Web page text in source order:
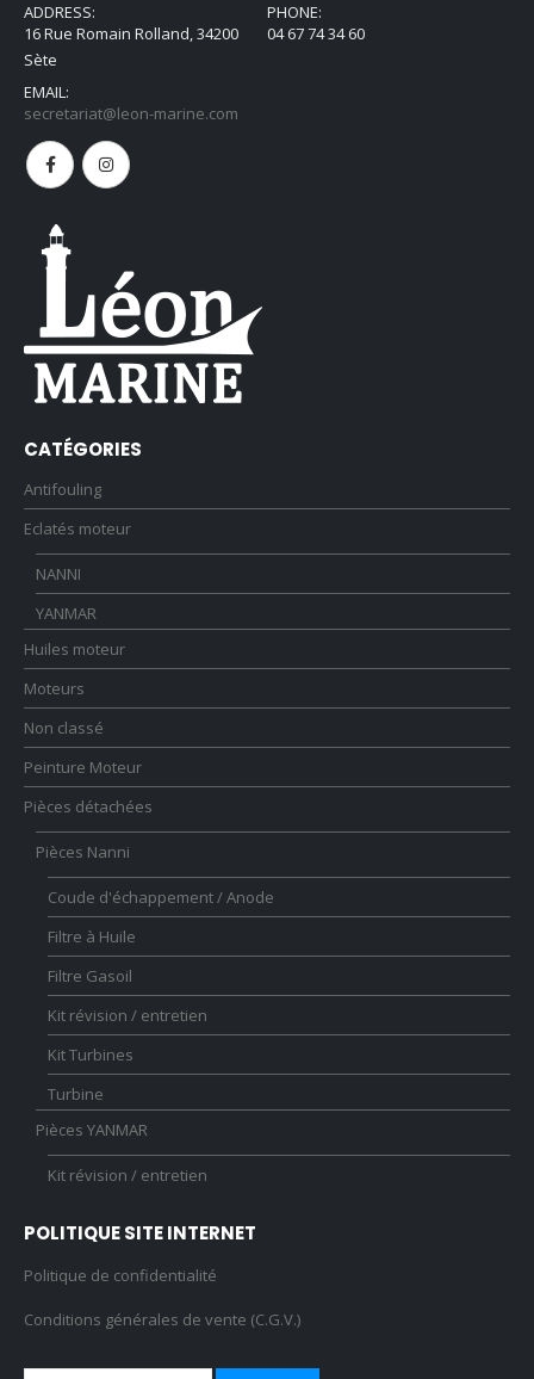
ADDRESS:
16 Rue Romain Rolland, 34200
Sète
PHONE:
04 67 74 34 60
EMAIL:
secretariat@leon-marine.com
CATÉGORIES
Antifouling
Eclatés moteur
NANNI
YANMAR
Huiles moteur
Moteurs
Non classé
Peinture Moteur
Pièces détachées
Pièces Nanni
Coude d'échappement / Anode
Filtre à Huile
Filtre Gasoil
Kit révision / entretien
Kit Turbines
Turbine
Pièces YANMAR
Kit révision / entretien
POLITIQUE SITE INTERNET
Politique de confidentialité
Conditions générales de vente (C.G.V.)